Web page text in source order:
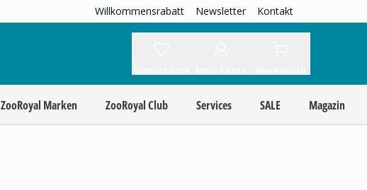
Willkommensrabatt Newsletter Kontakt
ZooRoyal Marken ZooRoyal Club Services SALE Magazin